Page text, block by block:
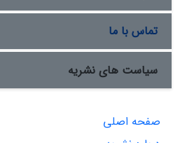
تماس با ما
سیاست های نشریه
صفحه اصلی